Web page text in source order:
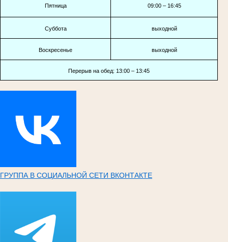
Пятница 09:00 – 16:45
Суббота выходной
Воскресенье выходной
Перерыв на обед: 13:00 – 13:45
ГРУППА В СОЦИАЛЬНОЙ СЕТИ ВКОНТАКТЕ